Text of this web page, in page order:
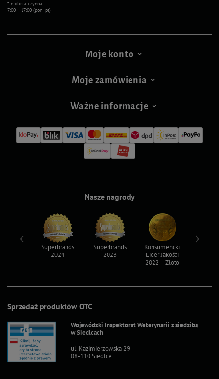
*Infolinia czynna
7:00 – 17:00 (pon–pt)
Moje konto
Moje zamówienia
Ważne informacje
Sprzedaż produktów OTC
Wojewódzki Inspektorat Weterynarii z siedzibą
w Siedlcach
ul. Kazimierzowska 29
08-110 Siedlce
Nasze nagrody
Superbrands
2024
Superbrands
2023
Konsumencki
Lider Jakości
2022 – Złoto